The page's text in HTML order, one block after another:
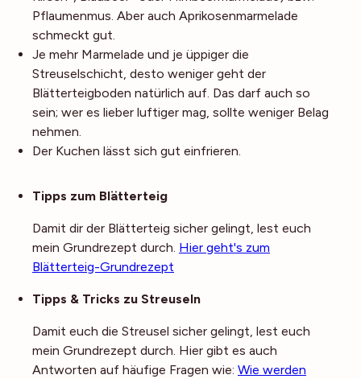
Pflaumenmus. Aber auch Aprikosenmarmelade
schmeckt gut.
Je mehr Marmelade und je üppiger die
Streuselschicht, desto weniger geht der
Blätterteigboden natürlich auf. Das darf auch so
sein; wer es lieber luftiger mag, sollte weniger Belag
nehmen.
Der Kuchen lässt sich gut einfrieren.
Tipps zum Blätterteig
Damit dir der Blätterteig sicher gelingt, lest euch
mein Grundrezept durch. Hier geht's zum
Blätterteig-Grundrezept
Tipps & Tricks zu Streuseln
Damit euch die Streusel sicher gelingt, lest euch
mein Grundrezept durch. Hier gibt es auch
Antworten auf häufige Fragen wie: Wie werden